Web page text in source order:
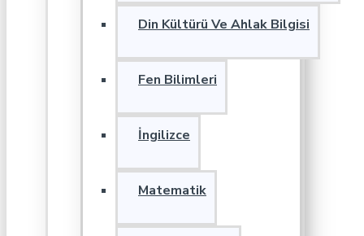
Din Kültürü Ve Ahlak Bilgisi
Fen Bilimleri
İngilizce
Matematik